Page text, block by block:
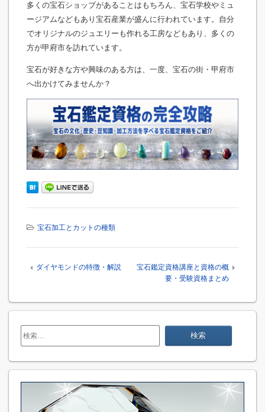
多くの宝石ショップがあることはもちろん、宝石学校やミュ
ージアムなどもあり宝石産業が盛んに行われています。自分
でオリジナルのジュエリーも作れる工房などもあり、多くの
方が甲府市を訪れています。
宝石が好きな方や興味のある方は、一度、宝石の街・甲府市
へ出かけてみませんか？
宝石加工とカットの種類
ダイヤモンドの特徴・解説
宝石鑑定資格講座と資格の概
要・受験資格まとめ
検
索: